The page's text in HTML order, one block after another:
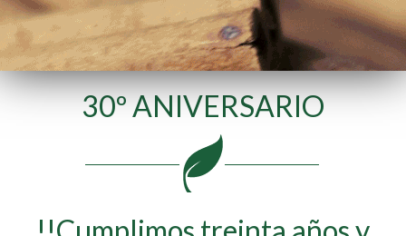
30º ANIVERSARIO